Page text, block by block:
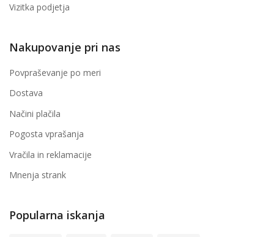
Vizitka podjetja
Nakupovanje pri nas
Povpraševanje po meri
Dostava
Načini plačila
Pogosta vprašanja
Vračila in reklamacije
Mnenja strank
Popularna iskanja